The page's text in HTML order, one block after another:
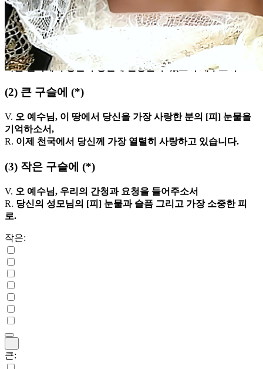
여기에 우리는 당신의 발치에 서 있습니다, 가장 달콤한 십자
가의 예수님. 우리를 사랑으로 가득 채워 주신 분이 슬픔 속에
서도 당신을 따라가셨던 그 눈물을 드립니다. 그들의 가르침을
통해 우리가 이 땅에서 당신의 성스러운 의지를 이루며, 언젠
가는 천국에서 영원히 당신께 찬양할 수 있도록 해주소서.
(2) 큰 구슬에 (*)
V. 오 예수님, 이 땅에서 당신을 가장 사랑한 분의 [피] 눈물을
기억하소서,
R. 이제 천국에서 당신께 가장 열렬히 사랑하고 있습니다.
(3) 작은 구슬에 (*)
V. 오 예수님, 우리의 간청과 요청을 들어주소서
R. 당신의 성모님의 [피] 눈물과 슬픔 그리고 가장 소중한 피
로.
작은:
큰: